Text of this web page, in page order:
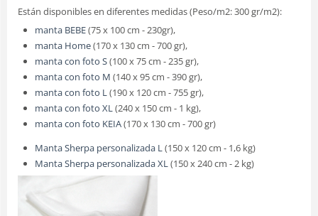
Están disponibles en diferentes medidas (Peso/m2: 300 gr/m2):
manta BEBE(75 x 100 cm - 230gr),
manta Home(170 x 130 cm - 700 gr),
manta con foto S(100 x 75 cm - 235 gr),
manta con foto M (140 x 95 cm - 390 gr),
manta con foto L(190 x 120 cm - 755 gr),
manta con foto XL(240 x 150 cm - 1 kg),
manta con foto KEIA(170 x 130 cm - 700 gr)
Manta Sherpa personalizada L(150 x 120 cm - 1,6 kg)
Manta Sherpa personalizada XL(150 x 240 cm - 2 kg)